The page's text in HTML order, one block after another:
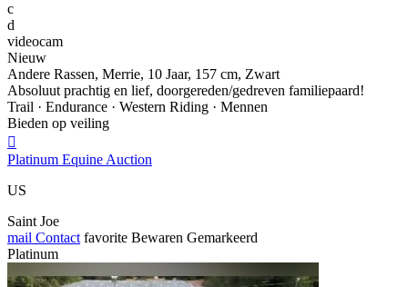
c
d
videocam
Nieuw
Andere Rassen, Merrie, 10 Jaar, 157 cm, Zwart
Absoluut prachtig en lief, doorgereden/gedreven familiepaard!
Trail · Endurance · Western Riding · Mennen
Bieden op veiling

Platinum Equine Auction
US
Saint Joe
mail Contact favorite Bewaren Gemarkeerd
Platinum